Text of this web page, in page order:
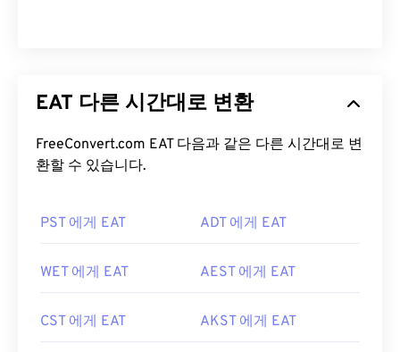
EAT 다른 시간대로 변환
FreeConvert.com EAT 다음과 같은 다른 시간대로 변
환할 수 있습니다.
PST 에게 EAT ADT 에게 EAT
WET 에게 EAT AEST 에게 EAT
CST 에게 EAT AKST 에게 EAT